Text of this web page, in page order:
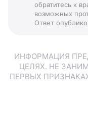
обратитесь к
возможных
Ответ
ИНФОРМАЦИЯ
ЦЕЛЯХ. НЕ
ПЕРВЫХ